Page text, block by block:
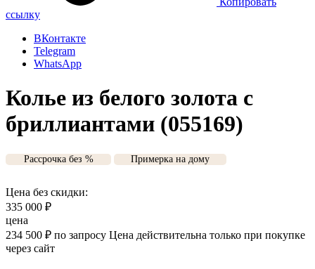
ссылку
ВКонтакте
Telegram
WhatsApp
Колье из белого золота с
бриллиантами (055169)
Рассрочка без % Примерка на дому
Цена без скидки:
335 000 ₽
цена
234 500 ₽ по запросу Цена действительна только при покупке
через сайт